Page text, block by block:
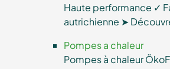
Haute performance ✓
autrichienne ➤
Pompes a chaleur
Pompes à chaleur